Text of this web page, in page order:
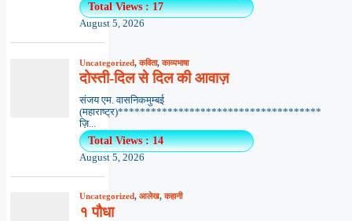
Total Views : 17
August 5, 2026
Uncategorized,कविता,काव्यभाषा
दोस्ती-दिल से दिल की आवाज़
संजय एम. वासनिकमुम्बई
(महाराष्ट्र)*************************************
ज़ि...
Total Views : 14
August 5, 2026
Uncategorized, आलेख,कहानी
१ पौधा